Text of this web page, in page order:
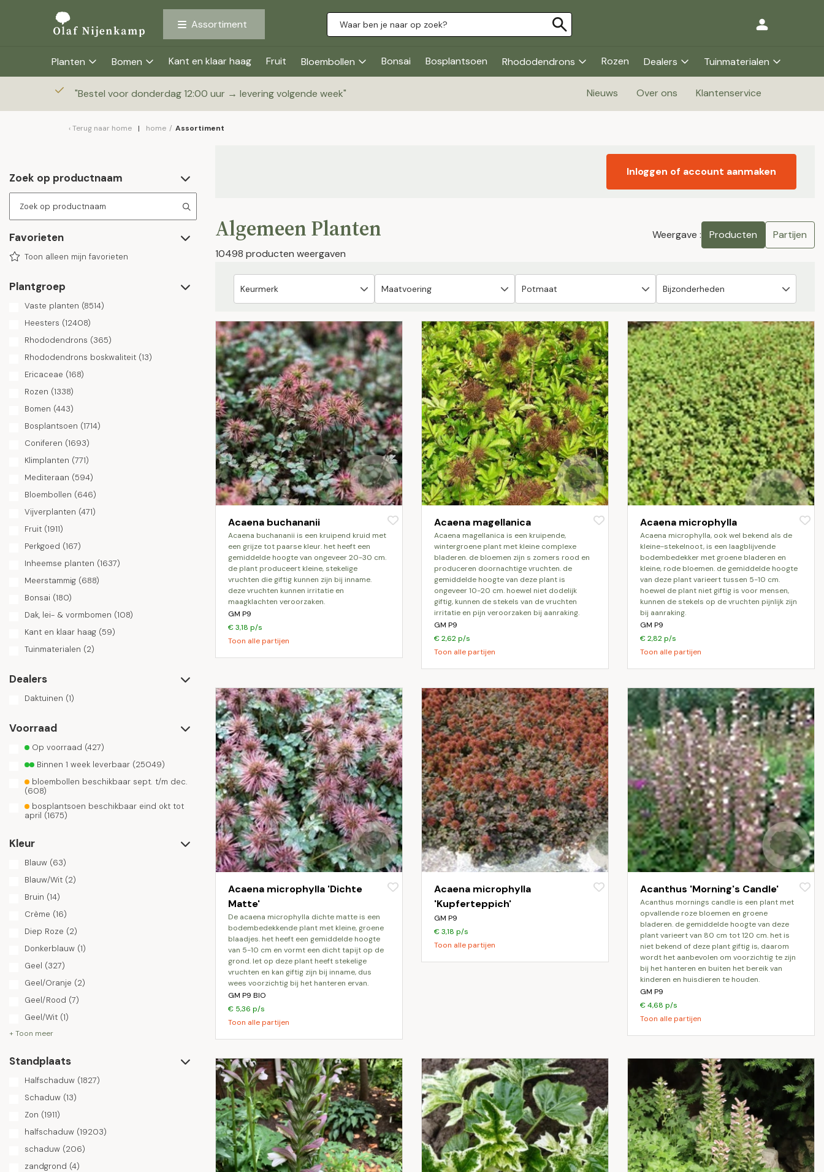
Assortiment
Planten Bomen Kant en klaar haag Fruit Bloembollen Bonsai Bosplantsoen Rhododendrons Rozen Dealers Tuinmaterialen
"Bestel voor donderdag 12:00 uur → levering volgende week" Nieuws Over ons Klantenservice
Terug naar home home / Assortiment
Zoek op productnaam
Favorieten
Toon alleen mijn favorieten
Plantgroep
Vaste planten (8514)
Heesters (12408)
Rhododendrons (365)
Rhododendrons boskwaliteit (13)
Ericaceae (168)
Rozen (1338)
Bomen (443)
Bosplantsoen (1714)
Coniferen (1693)
Klimplanten (771)
Mediteraan (594)
Bloembollen (646)
Vijverplanten (471)
Fruit (1911)
Perkgoed (167)
Inheemse planten (1637)
Meerstammig (688)
Bonsai (180)
Dak, lei- & vormbomen (108)
Kant en klaar haag (59)
Tuinmaterialen (2)
Dealers
Daktuinen (1)
Voorraad
Op voorraad (427)
Binnen 1 week leverbaar (25049)
bloembollen beschikbaar sept. t/m dec.
(608)
bosplantsoen beschikbaar eind okt tot
april (1675)
Kleur
Blauw (63)
Blauw/Wit (2)
Bruin (14)
Crème (16)
Diep Roze (2)
Donkerblauw (1)
Geel (327)
Geel/Oranje (2)
Geel/Rood (7)
Geel/Wit (1)
+ Toon meer
Standplaats
Halfschaduw (1827)
Schaduw (13)
Zon (1911)
halfschaduw (19203)
schaduw (206)
zandgrond (4)
Inloggen of account aanmaken
Algemeen Planten
10498 producten weergaven
Weergave : Producten Partijen
Acaena buchananii
acaena buchananii is een kruipend kruid met
een grijze tot paarse kleur. het heeft een
gemiddelde hoogte van ongeveer 20-30 cm.
de plant produceert kleine, stekelige
vruchten die giftig kunnen zijn bij inname.
deze vruchten kunnen irritatie en
maagklachten veroorzaken.
GM P9
€ 3,18 p/s
Toon alle partijen
Acaena magellanica
acaena magellanica is een kruipende,
wintergroene plant met kleine complexe
bladeren. de bloemen zijn s zomers rood en
produceren doornachtige vruchten. de
gemiddelde hoogte van deze plant is
ongeveer 10-20 cm. hoewel niet dodelijk
giftig, kunnen de stekels van de vruchten
irritatie en pijn veroorzaken bij aanraking.
GM P9
€ 2,62 p/s
Toon alle partijen
Acaena microphylla
acaena microphylla, ook wel bekend als de
kleine-stekelnoot, is een laagblijvende
bodembedekker met groene bladeren en
kleine, rode bloemen. de gemiddelde hoogte
van deze plant varieert tussen 5-10 cm.
hoewel de plant niet giftig is voor mensen,
kunnen de stekels op de vruchten pijnlijk zijn
bij aanraking.
GM P9
€ 2,82 p/s
Toon alle partijen
Acaena microphylla 'Dichte
Matte'
de acaena microphylla dichte matte is een
bodembedekkende plant met kleine, groene
blaadjes. het heeft een gemiddelde hoogte
van 5-10 cm en vormt een dicht tapijt op de
grond. let op deze plant heeft stekelige
vruchten en kan giftig zijn bij inname, dus
wees voorzichtig bij het hanteren ervan.
GM P9 BIO
€ 5,36 p/s
Toon alle partijen
Acaena microphylla
'Kupferteppich'
GM P9
€ 3,18 p/s
Toon alle partijen
Acanthus 'Morning's Candle'
acanthus mornings candle is een plant met
opvallende roze bloemen en groene
bladeren. de gemiddelde hoogte van deze
plant varieert van 80 cm tot 120 cm. het is
niet bekend of deze plant giftig is, daarom
wordt het aanbevolen om voorzichtig te zijn
bij het hanteren en buiten het bereik van
kinderen en huisdieren te houden.
GM P9
€ 4,68 p/s
Toon alle partijen